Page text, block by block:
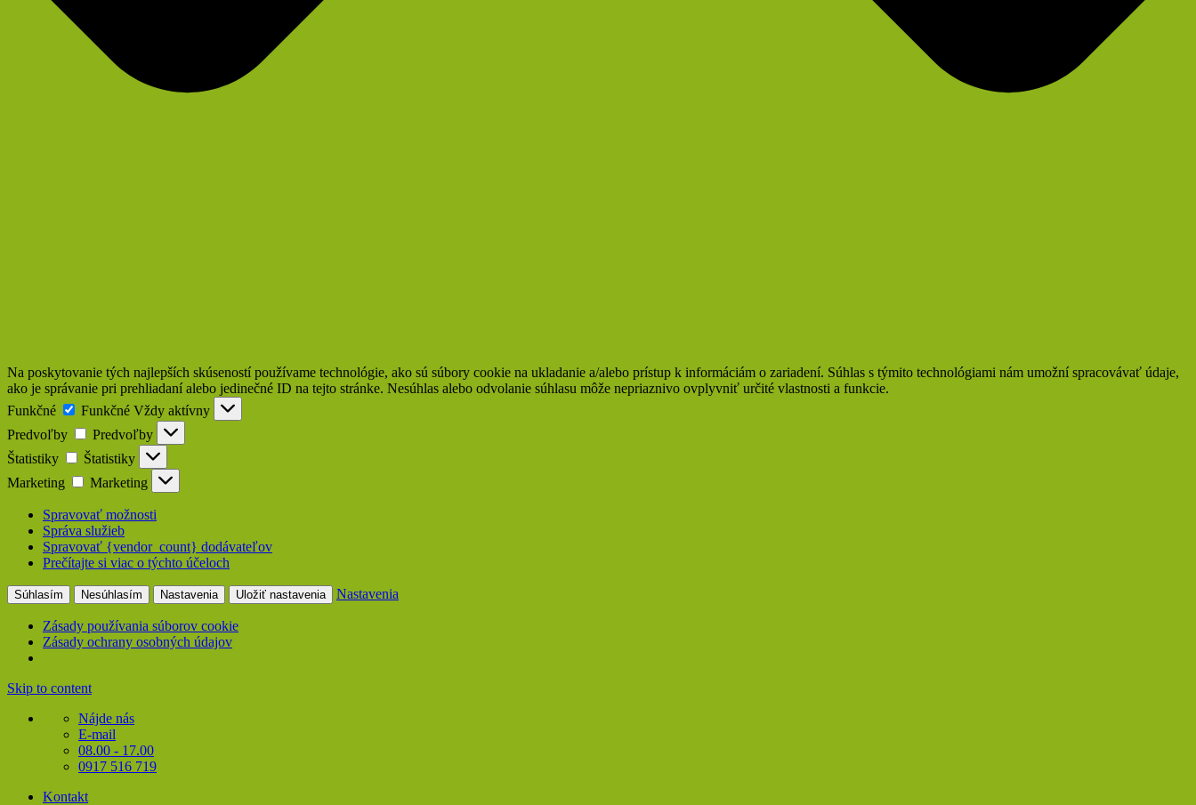
Na poskytovanie tých najlepších skúseností používame technológie, ako sú súbory cookie na ukladanie a/alebo prístup k informáciám o zariadení. Súhlas s týmito technológiami nám umožní spracovávať údaje,
ako je správanie pri prehliadaní alebo jedinečné ID na tejto stránke. Nesúhlas alebo odvolanie súhlasu môže nepriaznivo ovplyvniť určité vlastnosti a funkcie.
Funkčné
Funkčné Vždy aktívny
Predvoľby
Predvoľby
Štatistiky
Štatistiky
Marketing
Marketing
Spravovať možnosti
Správa služieb
Spravovať {vendor_count} dodávateľov
Prečítajte si viac o týchto účeloch
Súhlasím Nesúhlasím Nastavenia Uložiť nastavenia Nastavenia
Zásady používania súborov cookie
Zásady ochrany osobných údajov
Skip to content
Nájde nás
E-mail
08.00 - 17.00
0917 516 719
Kontakt